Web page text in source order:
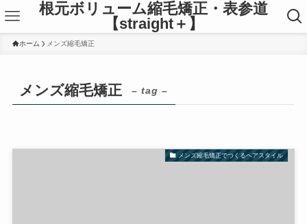
根元ボリューム縮毛矯正・表参道
【straight＋】
ホーム メンズ縮毛矯正
メンズ縮毛矯正 – tag –
メンズ縮毛矯正でつくるヘアスタイル